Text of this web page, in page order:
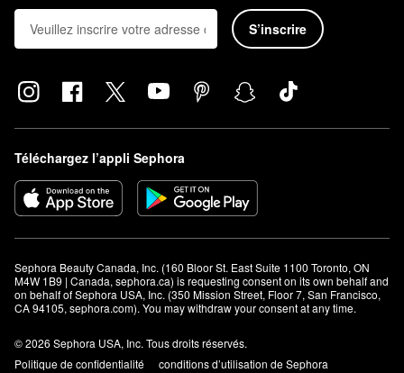
S’inscrire
Téléchargez l’appli Sephora
Sephora Beauty Canada, Inc. (160 Bloor St. East Suite 1100 Toronto, ON
M4W 1B9 | Canada, sephora.ca) is requesting consent on its own behalf and
on behalf of Sephora USA, Inc. (350 Mission Street, Floor 7, San Francisco,
CA 94105, sephora.com). You may withdraw your consent at any time.
© 2026 Sephora USA, Inc. Tous droits réservés.
Politique de confidentialité
conditions d’utilisation de Sephora